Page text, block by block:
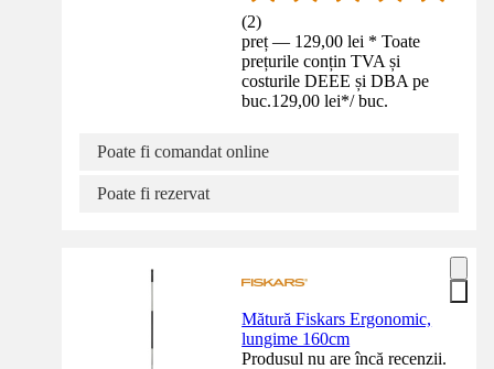
(2)
preț — 129,00 lei * Toate
prețurile conțin TVA și
costurile DEEE și DBA pe
buc.129,00 lei*/ buc.
Poate fi comandat online
Poate fi rezervat
Mătură Fiskars Ergonomic,
lungime 160cm
Produsul nu are încă recenzii.